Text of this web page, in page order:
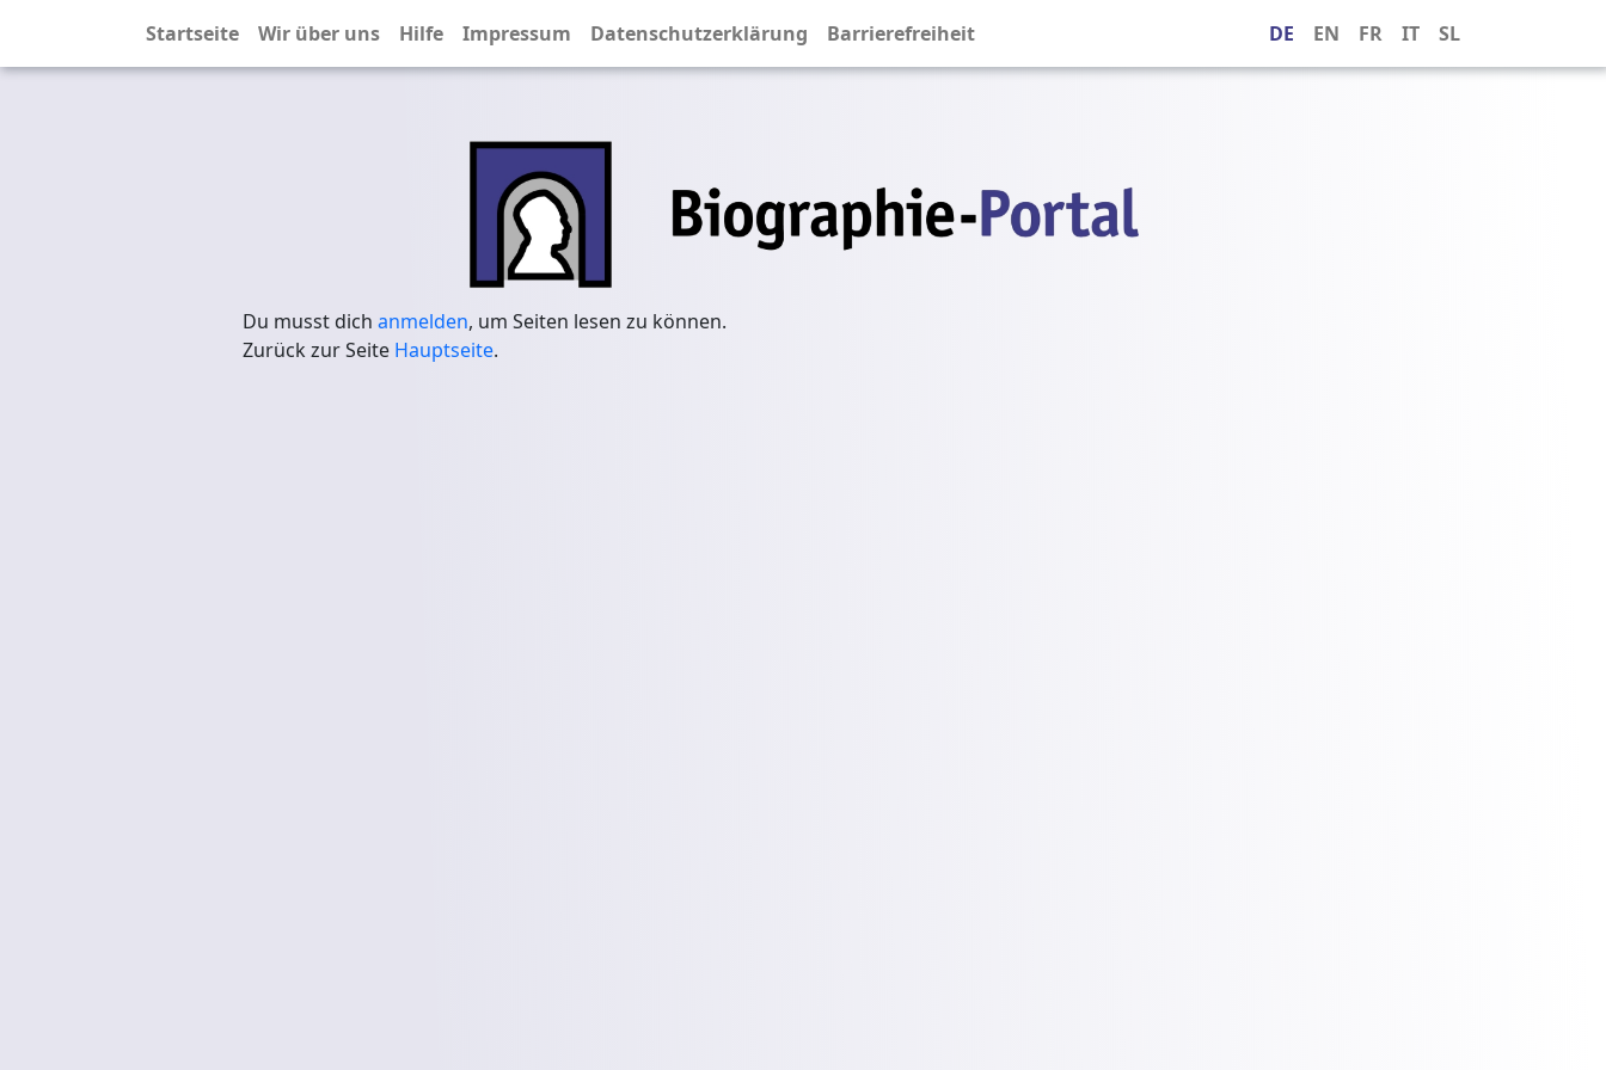
Startseite Wir über uns Hilfe Impressum Datenschutzerklärung Barrierefreiheit DE EN FR IT SL
Du musst dich anmelden, um Seiten lesen zu können.
Zurück zur Seite Hauptseite.